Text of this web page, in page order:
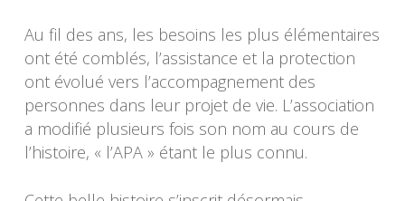
Au fil des ans, les besoins les plus élémentaires
ont été comblés, l’assistance et la protection
ont évolué vers l’accompagnement des
personnes dans leur projet de vie. L’association
a modifié plusieurs fois son nom au cours de
l’histoire, « l’APA » étant le plus connu.